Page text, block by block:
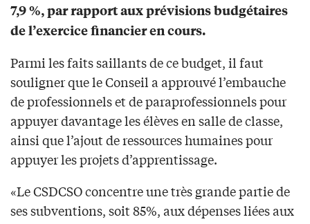
7,9 %, par rapport aux prévisions budgétaires
de l’exercice financier en cours.
Parmi les faits saillants de ce budget, il faut
souligner que le Conseil a approuvé l’embauche
de professionnels et de paraprofessionnels pour
appuyer davantage les élèves en salle de classe,
ainsi que l’ajout de ressources humaines pour
appuyer les projets d’apprentissage.
«Le CSDCSO concentre une très grande partie de
ses subventions, soit 85%, aux dépenses liées aux